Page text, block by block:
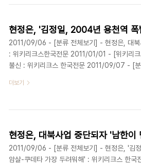
거래 핵심은 스위스..
2011/09/06 - [분류 전체보기] - 현정은, 대북
: 위키리크스한국전문 2011/01/01 - [위키리
불신 : 위키리크스 한국전문 2011/09/07 - [
김정일 사망시간, '오전 8시 30분'설 근거없
월 용천역에서 발생한 대..
더보기
2011/09/06 - [분류 전체보기] - 현정은, '김
암살-쿠데타 가장 두려워해' : 위키리크스 한